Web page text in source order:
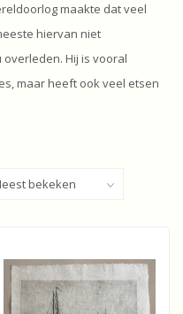
maakte dat veel
hiervan niet
Hij is vooral
maar heeft ook veel etsen